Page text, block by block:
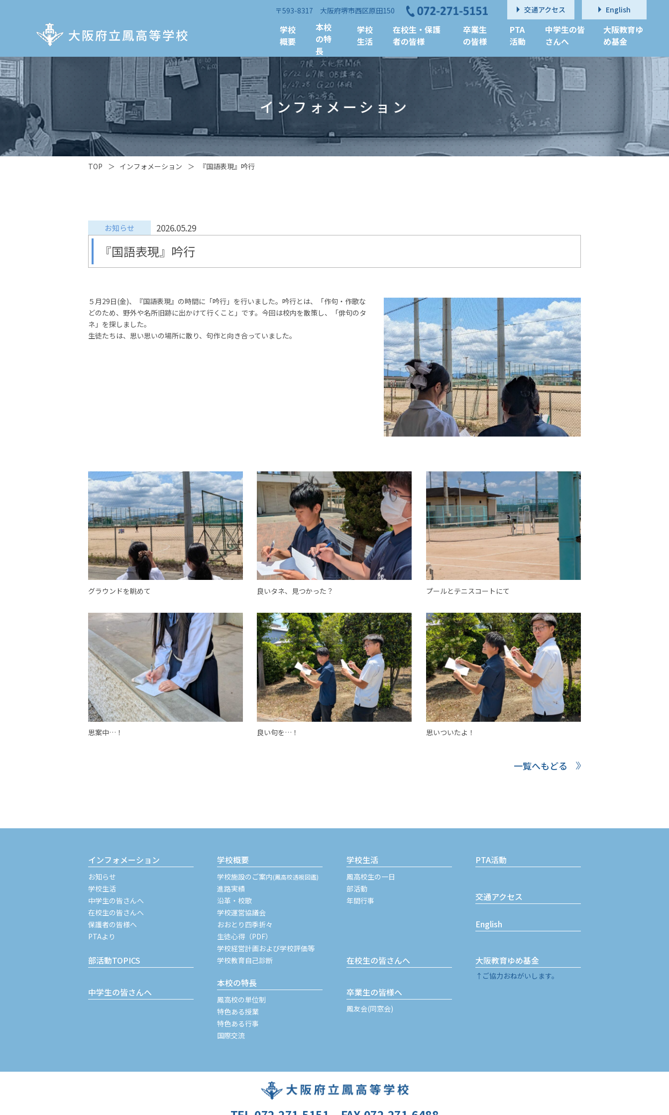
学校
概要
本校
の特
長
学校
生活
在校生・保護
者の皆様
卒業生
の皆様
PTA
活動
中学生の皆
さんへ
大阪教育ゆ
め基金
交通アクセス English
〒593-8317 大阪府堺市西区原田150
インフォメーション
TOP ＞ インフォメーション ＞ 『国語表現』吟行
お知らせ 2026.05.29
『国語表現』吟行
５月29日(金)、『国語表現』の時間に「吟行」を行いました。吟行とは、「作句・作歌な
どのため、野外や名所旧跡に出かけて行くこと」です。今回は校内を散策し、「俳句のタ
ネ」を探しました。
生徒たちは、思い思いの場所に散り、句作と向き合っていました。
グラウンドを眺めて 良いタネ、見つかった？ プールとテニスコートにて
思案中…！ 良い句を…！ 思いついたよ！
一覧へもどる
インフォメーション
お知らせ
学校生活
中学生の皆さんへ
在校生の皆さんへ
保護者の皆様へ
PTAより
部活動TOPICS
中学生の皆さんへ
学校概要
学校施設のご案内(鳳高校透視図鑑)
進路実績
沿革・校歌
学校運営協議会
おおとり四季折々
生徒心得（PDF）
学校経営計画および学校評価等
学校教育自己診断
本校の特長
鳳高校の単位制
特色ある授業
特色ある行事
国際交流
学校生活
鳳高校生の一日
部活動
年間行事
在校生の皆さんへ
卒業生の皆様へ
鳳友会(同窓会)
PTA活動
交通アクセス
English
大阪教育ゆめ基金
↑ご協力おねがいします。